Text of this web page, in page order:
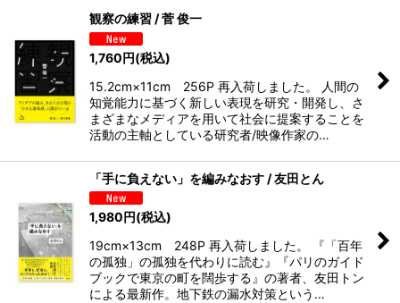
観察の練習 / 菅 俊一
1,760円(税込)
15.2cm×11cm 256P 再入荷しました。 人間の
知覚能力に基づく新しい表現を研究・開発し、さ
まざまなメディアを用いて社会に提案することを
活動の主軸としている研究者/映像作家の…
「手に負えない」を編みなおす / 友田とん
1,980円(税込)
19cm×13cm 248P 再入荷しました。 『「百年
の孤独」の孤独を代わりに読む』『パリのガイド
ブックで東京の町を闊歩する』の著者、友田トン
による最新作。地下鉄の漏水対策という…